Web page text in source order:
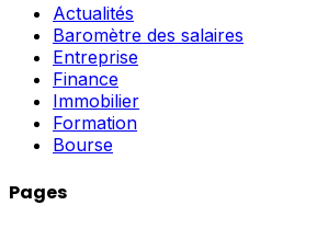
Actualités
Baromètre des salaires
Entreprise
Finance
Immobilier
Formation
Bourse
Pages